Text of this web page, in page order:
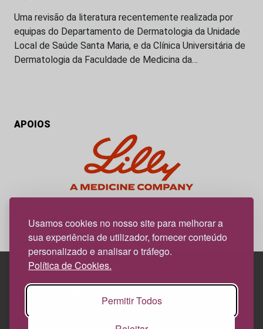
Usamos cookies no nosso site para melhorar a
sua experiência de utilizador, fornecer conteúdo
personalizado e analisar o tráfego.
Política de Cookies.
Permitir Todos
Uma revisão da literatura recentemente realizada por
equipas do Departamento de Dermatologia da Unidade
Local de Saúde Santa Maria, e da Clínica Universitária de
Dermatologia da Faculdade de Medicina da…
APOIOS
News Farma, possível com o apoio da Lilly.
Edif. Lisboa Oriente | Av. Infante D. Henrique, n.º 333H, esc.
1800-282 Lisboa | Portugal